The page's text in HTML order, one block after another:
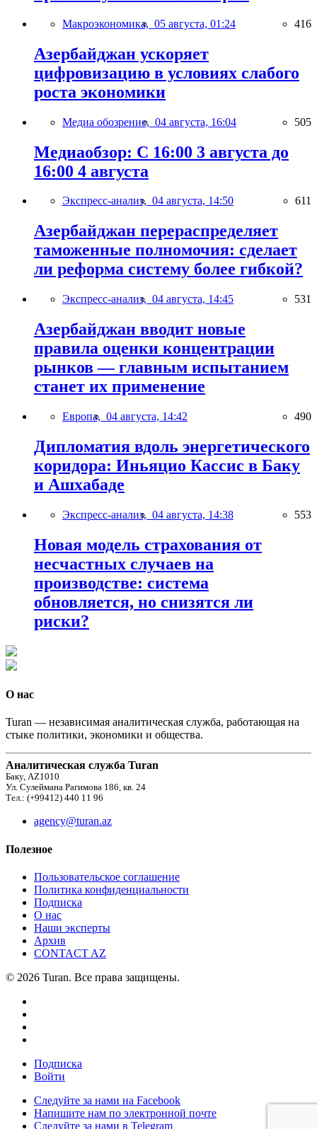
Макроэкономика, 05 августа, 01:24 416
Азербайджан ускоряет
цифровизацию в условиях слабого
роста экономики
Медиа обозрение, 04 августа, 16:04 505
Медиаобзор: С 16:00 3 августа до
16:00 4 августа
Экспресс-анализ, 04 августа, 14:50 611
Азербайджан перераспределяет
таможенные полномочия: сделает
ли реформа систему более гибкой?
Экспресс-анализ, 04 августа, 14:45 531
Азербайджан вводит новые
правила оценки концентрации
рынков — главным испытанием
станет их применение
Европа, 04 августа, 14:42 490
Дипломатия вдоль энергетического
коридора: Иньяцио Кассис в Баку
и Ашхабаде
Экспресс-анализ, 04 августа, 14:38 553
Новая модель страхования от
несчастных случаев на
производстве: система
обновляется, но снизятся ли
риски?
О нас
Turan — независимая аналитическая служба, работающая на
стыке политики, экономики и общества.
Аналитическая служба Turan
Баку, AZ1010
Ул. Сулеймана Рагимова 186, кв. 24
Тел.: (+99412) 440 11 96
agency@turan.az
Полезное
Пользовательское соглашение
Политика конфиденциальности
Подписка
О нас
Наши эксперты
Архив
CONTACT AZ
© 2026 Turan. Все права защищены.
Подписка
Войти
Следуйте за нами на Facebook
Напишите нам по электронной почте
Следуйте за нами в Telegram